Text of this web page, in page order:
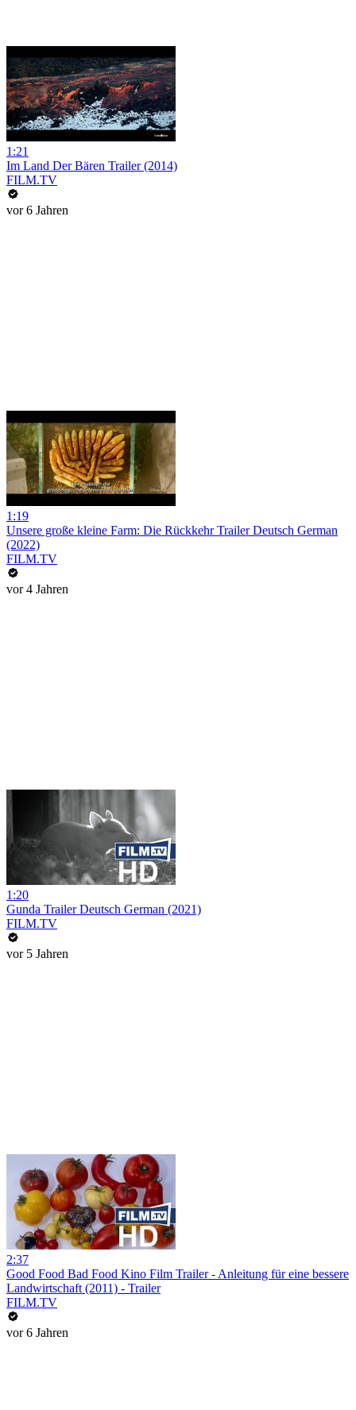
1:21
Im Land Der Bären Trailer (2014)
FILM.TV
vor 6 Jahren
1:19
Unsere große kleine Farm: Die Rückkehr Trailer Deutsch German
(2022)
FILM.TV
vor 4 Jahren
1:20
Gunda Trailer Deutsch German (2021)
FILM.TV
vor 5 Jahren
2:37
Good Food Bad Food Kino Film Trailer - Anleitung für eine bessere
Landwirtschaft (2011) - Trailer
FILM.TV
vor 6 Jahren